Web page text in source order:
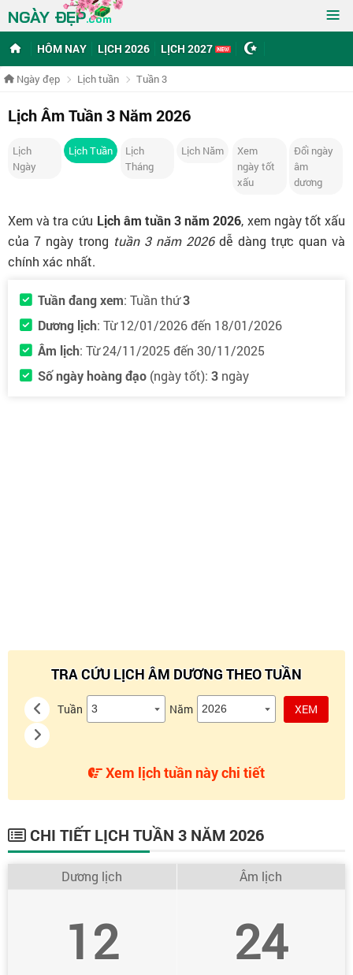
NGÀY ĐẸP.com ≡
HÔM NAY LỊCH 2026 LỊCH 2027
Ngày đẹp Lịch tuần Tuần 3
Lịch Âm Tuần 3 Năm 2026
Lịch
Ngày
Lịch Tuần
Lịch
Tháng
Lịch Năm
Xem
ngày tốt
xấu
Đổi ngày
âm
dương
Xem và tra cứu Lịch âm tuần 3 năm 2026, xem ngày tốt xấu
của 7 ngày trong tuần 3 năm 2026dễ dàng trực quan và
chính xác nhất.
Tuần đang xem: Tuần thứ3
Dương lịch: Từ 12/01/2026 đến 18/01/2026
Âm lịch: Từ 24/11/2025 đến 30/11/2025
Số ngày hoàng đạo (ngày tốt): 3 ngày
TRA CỨU LỊCH ÂM DƯƠNG THEO TUẦN
Tuần Năm XEM
Xem lịch tuần này chi tiết
CHI TIẾT LỊCH TUẦN 3 NĂM 2026
Dương lịch
12
Âm lịch
24